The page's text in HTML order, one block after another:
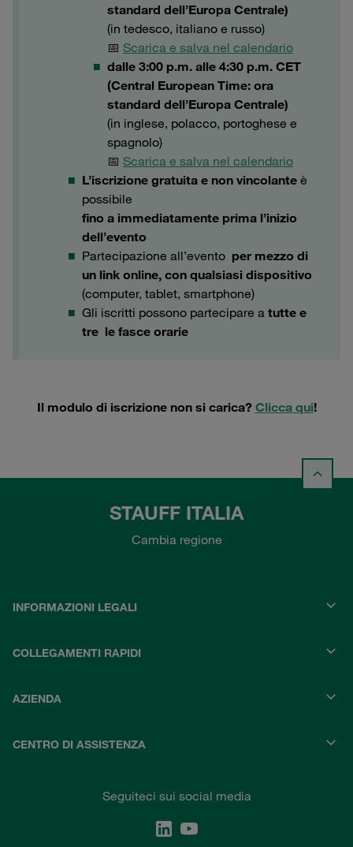
standard dell’Europa Centrale)
(in tedesco, italiano e russo)
📅 Scarica e salva nel calendario
dalle 3:00 p.m. alle 4:30 p.m. CET
(Central European Time: ora
standard dell’Europa Centrale)
(in inglese, polacco, portoghese e
spagnolo)
📅 Scarica e salva nel calendario
L’iscrizione gratuita e non vincolante è
possibile
fino a immediatamente prima l’inizio
dell’evento
Partecipazione all’evento per mezzo di
un link online, con qualsiasi dispositivo
(computer, tablet, smartphone)
Gli iscritti possono partecipare a tutte e
tre le fasce orarie
Il modulo di iscrizione non si carica? Clicca qui!
STAUFF ITALIA
Cambia regione
INFORMAZIONI LEGALI
COLLEGAMENTI RAPIDI
AZIENDA
CENTRO DI ASSISTENZA
Seguiteci sui social media